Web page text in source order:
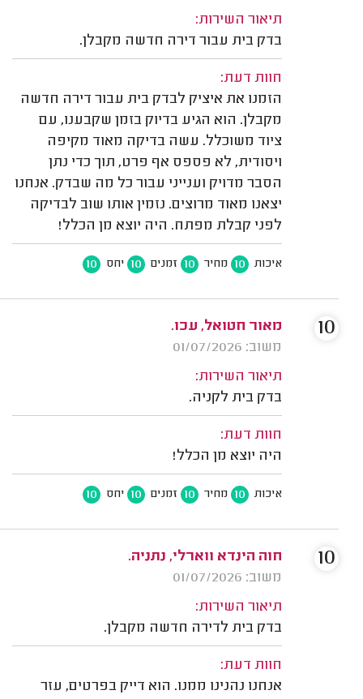
תיאור השירות:
בדק בית עבור דירה חדשה מקבלן.
חוות דעת:
הזמנו את איציק לבדק בית עבור דירה חדשה
מקבלן. הוא הגיע בדיוק בזמן שקבענו, עם
ציוד משוכלל. עשה בדיקה מאוד מקיפה
ויסודית, לא פספס אף פרט, תוך כדי נתן
הסבר מדויק וענייני עבור כל מה שבדק. אנחנו
יצאנו מאוד מרוצים. נזמין אותו שוב לבדיקה
לפני קבלת מפתח. היה יוצא מן הכלל!
איכות 10 מחיר 10 זמנים 10 יחס 10
מאור חטואל, עכו.
משוב: 01/07/2026
תיאור השירות:
בדק בית לקניה.
חוות דעת:
היה יוצא מן הכלל!
איכות 10 מחיר 10 זמנים 10 יחס 10
10
חוה הינדא ווארלי, נתניה.
משוב: 01/07/2026
תיאור השירות:
בדק בית לדירה חדשה מקבלן.
חוות דעת:
אנחנו נהנינו ממנו. הוא דייק בפרטים, עזר
10